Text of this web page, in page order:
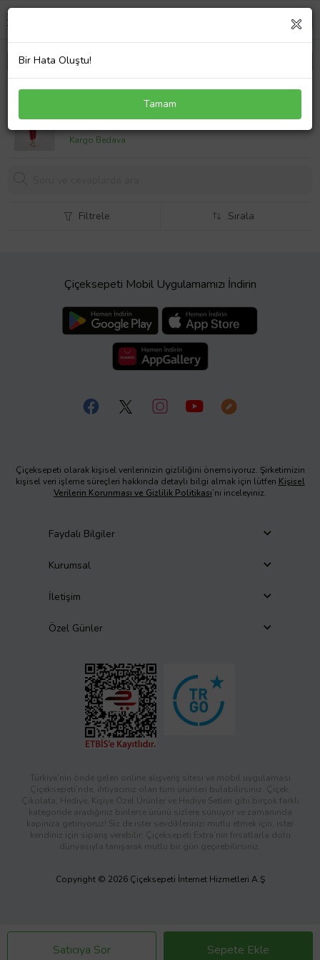
Dalga Desen Tesettür Mayo Kırmızı Kısa (A.Kırmızı)
1939,99 TL
Kargo Bedava
Satıcıya Sor Sepete Ekle
Filtrele Sırala
Çiçeksepeti Mobil Uygulamamızı İndirin
Çiçeksepeti olarak kişisel verilerinizin gizliliğini önemsiyoruz. Şirketimizin
kişisel veri işleme süreçleri hakkında detaylı bilgi almak için lütfen Kişisel
Verilerin Korunması ve Gizlilik Politikası’nı inceleyiniz.
Faydalı Bilgiler
Kurumsal
İletişim
Özel Günler
Türkiye’nin önde gelen online alışveriş sitesi ve mobil uygulaması
Çiçeksepeti’nde, ihtiyacınız olan tüm ürünleri bulabilirsiniz. Çiçek,
Çikolata, Hediye, Kişiye Özel Ürünler ve Hediye Setleri gibi birçok farklı
kategoride aradığınız binlerce ürünü sizlere sunuyor ve zamanında
kapınıza getiriyoruz! Siz de ister sevdiklerinizi mutlu etmek için, ister
kendiniz için sipariş verebilir; Çiçeksepeti Extra’nın fırsatlarla dolu
dünyasıyla tanışarak mutlu bir gün geçirebilirsiniz.
Copyright © 2026 Çiçeksepeti İnternet Hizmetleri A.Ş
Bir Hata Oluştu!
Tamam